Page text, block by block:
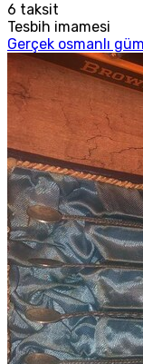
6 taksit
Tesbih imamesi
Gerçek osmanlı